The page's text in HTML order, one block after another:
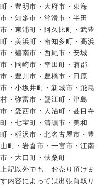
町・豊明市・大府市・東海
市・知多市・常滑市・半田
市・東浦町・阿久比町・武豊
町・美浜町・南知多町・高浜
市・碧南市・西尾市・安城
市・岡崎市・幸田町・蒲郡
市・豊川市・豊橋市・田原
市・小坂井町・新城市・飛島
村・弥富市・蟹江町・津島
市・愛西市・大治町・甚目寺
町・七宝町・清須市・美和
町・稲沢市・北名古屋市・豊
山町・岩倉市・一宮市・江南
市・大口町・扶桑町
上記以外でも、お売り頂けま
す内容によっては出張買取り